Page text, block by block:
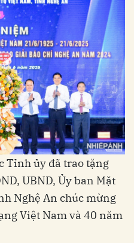
Tỉnh ủy đã trao tặng
UBND, Ủy ban Mặt
Nghệ An chúc mừng
Việt Nam và 40 năm